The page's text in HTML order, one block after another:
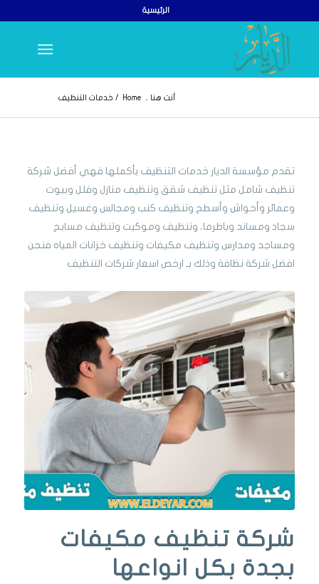
الرئيسية
أنت هنا .. Home
/ خدمات التنظيف
تقدم مؤسسة الديار خدمات التنظيف بأكملها فهي أفضل شركة
تنظيف شامل مثل تنظيف شقق وتنظيف منازل وفلل وبيوت
وعمائر وأحواش وأسطح وتنظيف كنب ومجالس وغسيل وتنظيف
سجاد ومساند وباطرما، وتنظيف وموكيت وتنظيف مسابح
ومساجد ومدارس وتنظيف مكيفات وتنظيف خزانات المياه فنحن
افضل شركة نظافة وذلك بـ ارخص اسعار شركات التنظيف
شركة تنظيف مكيفات
بجدة بكل انواعها